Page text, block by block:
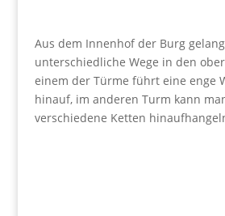
Aus dem Innenhof der Burg
unterschiedliche Wege in den
einem der Türme führt eine enge
hinauf, im anderen Turm kann
verschiedene Ketten